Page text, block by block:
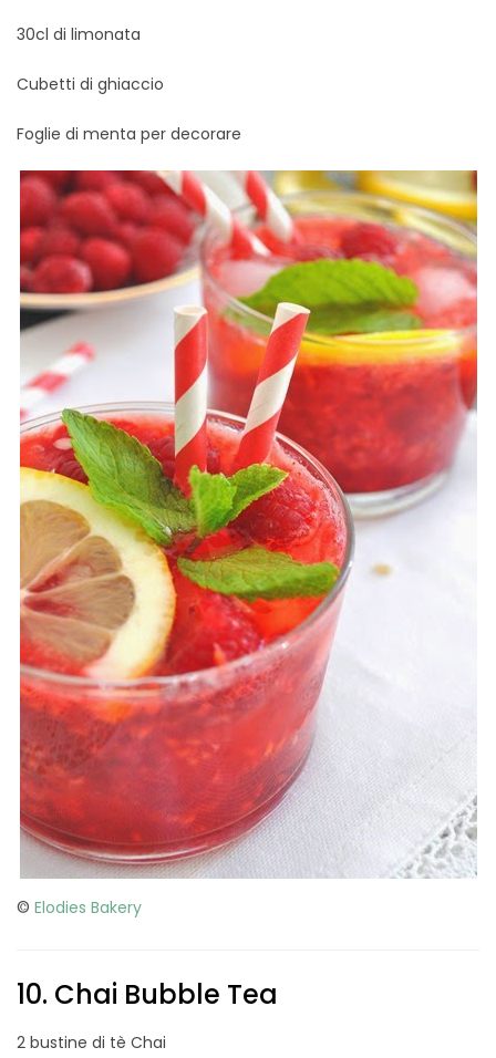
30cl di limonata
Cubetti di ghiaccio
Foglie di menta per decorare
© Elodies Bakery
10. Chai Bubble Tea
2 bustine di tè Chai